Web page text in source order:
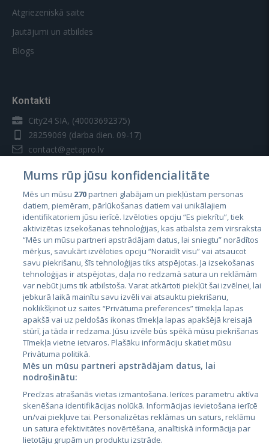
Atgriezeniskā saite
Jautājumi un atbildes
Blogs
Kontakti
City24 SIA, (40003692375)
28259069 (darba dien. 09-17)
contact@getapro.lv
Valstis
Igaunija
Latvija
Lietuva
City24.lv
City24.ee
GetaPro.lv
GetaPro.ee
CVbankas.lt
Kainos.lt
Paslaugos.lt
auto24.ee
Mums rūp jūsu konfidencialitāte
Mēs un mūsu 270partneri glabājam un piekļūstam personas
datiem, piemēram, pārlūkošanas datiem vai unikālajiem
identifikatoriem jūsu ierīcē. Izvēloties opciju “Es piekrītu”, tiek
aktivizētas izsekošanas tehnoloģijas, kas atbalsta zem virsraksta
“Mēs un mūsu partneri apstrādājam datus, lai sniegtu” norādītos
mērķus, savukārt izvēloties opciju “Noraidīt visu” vai atsaucot
savu piekrišanu, šīs tehnoloģijas tiks atspējotas. Ja izsekošanas
tehnoloģijas ir atspējotas, daļa no redzamā satura un reklāmām
var nebūt jums tik atbilstoša. Varat atkārtoti piekļūt šai izvēlnei, lai
jebkurā laikā mainītu savu izvēli vai atsauktu piekrišanu,
noklikšķinot uz saites “Privātuma preferences” tīmekļa lapas
apakšā vai uz peldošās ikonas tīmekļa lapas apakšējā kreisajā
stūrī, ja tāda ir redzama. Jūsu izvēle būs spēkā mūsu piekrišanas
Tīmekļa vietne ietvaros. Plašāku informāciju skatiet mūsu
Privātuma politikā.
Mēs un mūsu partneri apstrādājam datus, lai
nodrošinātu:
Precīzas atrašanās vietas izmantošana. Ierīces parametru aktīva
skenēšana identifikācijas nolūkā. Informācijas ievietošana ierīcē
un/vai piekļuve tai. Personalizētas reklāmas un saturs, reklāmu
un satura efektivitātes novērtēšana, analītiskā informācija par
lietotāju grupām un produktu izstrāde.